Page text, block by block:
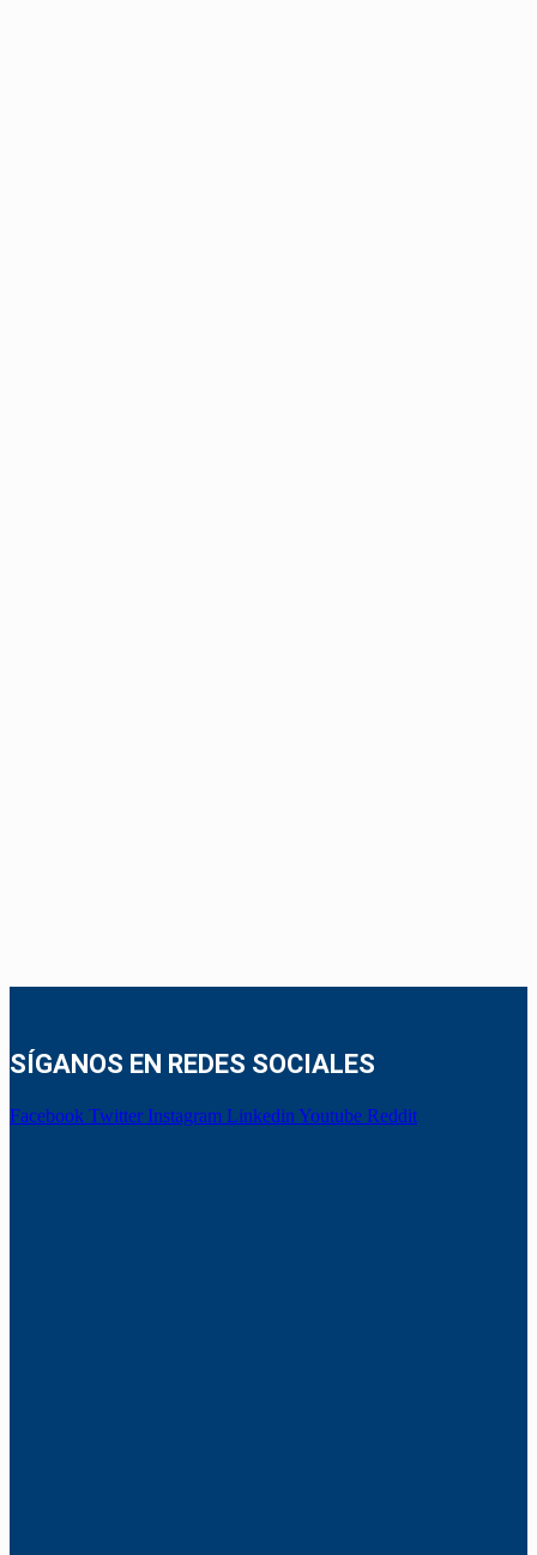
SÍGANOS EN REDES SOCIALES
Facebook Twitter Instagram Linkedin Youtube Reddit